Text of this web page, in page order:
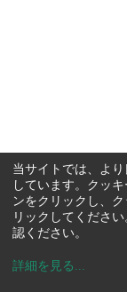
当サイトでは、よ
しています。クッ
ンをクリックし、
リックしてくださ
認ください。
詳細を見る ...